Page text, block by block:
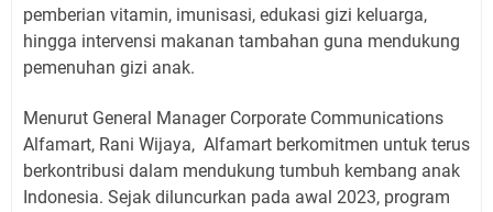
pemberian vitamin, imunisasi, edukasi gizi keluarga,
hingga intervensi makanan tambahan guna mendukung
pemenuhan gizi anak.
Menurut General Manager Corporate Communications
Alfamart, Rani Wijaya, Alfamart berkomitmen untuk terus
berkontribusi dalam mendukung tumbuh kembang anak
Indonesia. Sejak diluncurkan pada awal 2023, program